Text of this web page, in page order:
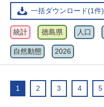
一括ダウンロード(1件)
統計 徳島県 人口
自然動態 2026
1 2 3 4 5